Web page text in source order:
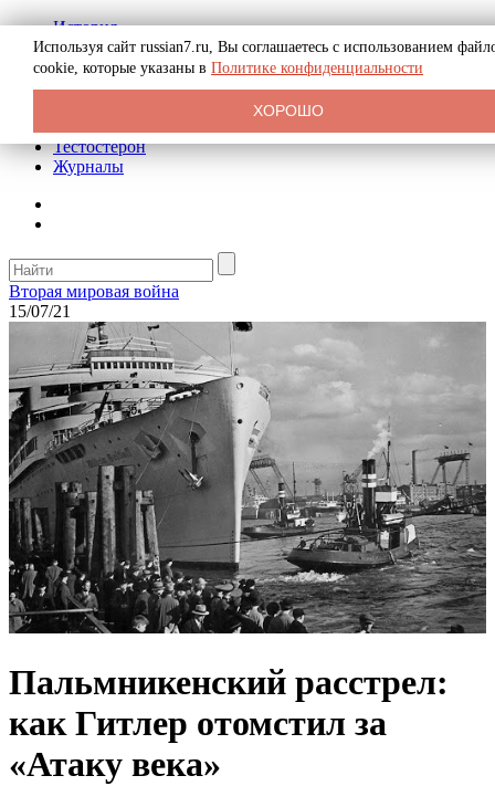
История
Биография
Криминал
Реклама на сайте
Тестостерон
Журналы
Вторая мировая война
15/07/21
Пальмникенский расстрел:
как Гитлер отомстил за
«Атаку века»
Используя сайт russian7.ru, Вы соглашаетесь с использованием
cookie, которые указаны в Политике конфиденциальности
ХОРОШО